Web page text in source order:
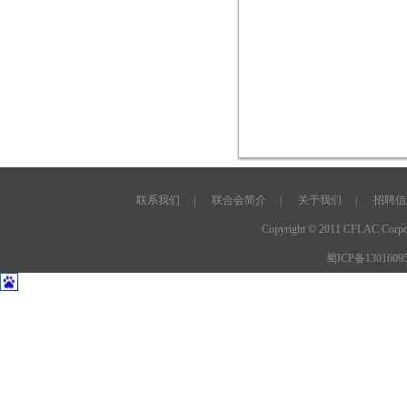
联系我们 联合会简介 关于我们 招聘
Copyright © 2011 CFLAC
蜀ICP备